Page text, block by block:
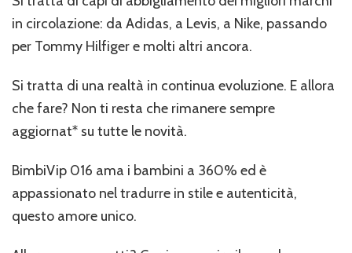
in circolazione: da Adidas, a Levis, a Nike, passando
per Tommy Hilfiger e molti altri ancora.
Si tratta di una realtà in continua evoluzione. E allora
che fare? Non ti resta che rimanere sempre
aggiornat* su tutte le novità.
BimbiVip 016 ama i bambini a 360% ed è
appassionato nel tradurre in stile e autenticità,
questo amore unico.